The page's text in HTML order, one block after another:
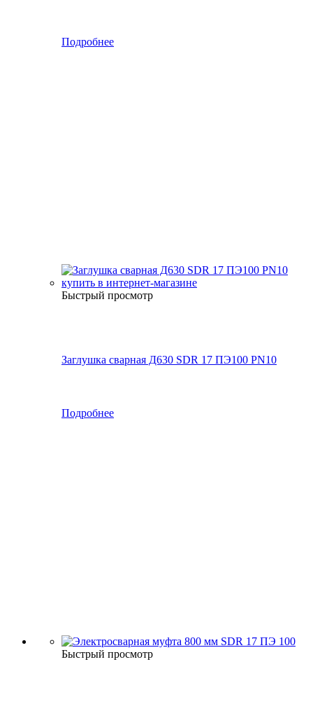
Подробнее
Быстрый просмотр
Заглушка сварная Д630 SDR 17 ПЭ100 PN10
Подробнее
Быстрый просмотр